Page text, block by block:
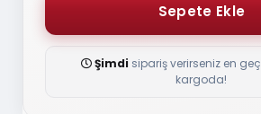
Şimdi sipariş verirseniz en geç
kargoda!